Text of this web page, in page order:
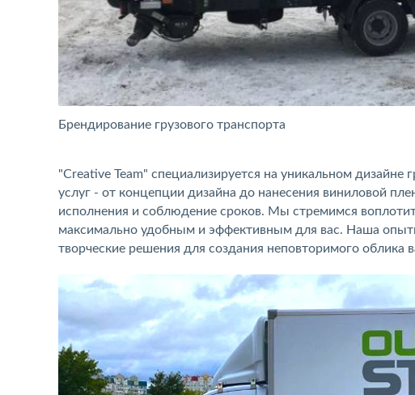
Брендирование грузового транспорта
"Creative Team" специализируется на уникальном
услуг - от концепции дизайна до нанесения виниловой
исполнения и соблюдение сроков. Мы стремимся
максимально удобным и эффективным для вас. Наша
творческие решения для создания неповторимого облика